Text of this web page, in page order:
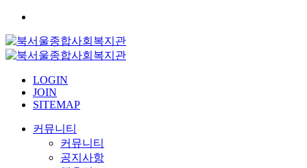
LOGIN
JOIN
SITEMAP
커뮤니티
커뮤니티
공지사항